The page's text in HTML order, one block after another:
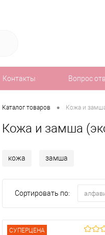
Контакты Вопрос
Каталог товаров • Кожа и
Кожа и замша
кожа замша
Сортировать по:
СУПЕРЦЕНА